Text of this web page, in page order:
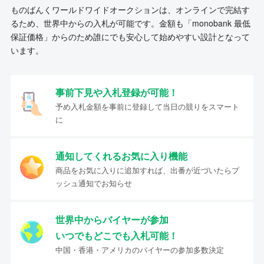
ものばんくワールドワイドオークションは、オンラインで完結す
るため、世界中からの入札が可能です。金額も「monobank 最低
保証価格」からのため誰にでも安心して始めやすい設計となって
います。
事前下見や入札登録が可能！
予め入札金額を事前に登録して当日の競りをスマート
に
通知してくれるお気に入り機能
商品をお気に入りに追加すれば、出番が近づいたらプ
ッシュ通知でお知らせ
世界中からバイヤーが参加
いつでもどこでも入札可能！
中国・香港・アメリカのバイヤーの参加多数決定